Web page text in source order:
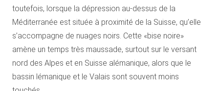
toutefois, lorsque la dépression au-dessus de la
Méditerranée est située à proximité de la Suisse, qu’elle
s’accompagne de nuages noirs. Cette «bise noire»
amène un temps très maussade, surtout sur le versant
nord des Alpes et en Suisse alémanique, alors que le
bassin lémanique et le Valais sont souvent moins